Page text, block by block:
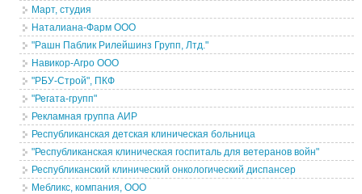
Март, студия
Наталиана-Фарм ООО
"Рашн Паблик Рилейшинз Групп, Лтд."
Навикор-Агро ООО
"РБУ-Строй", ПКФ
"Регата-групп"
Рекламная группа АИР
Республиканская детская клиническая больница
"Республиканская клиническая госпиталь для ветеранов войн"
Республиканский клинический онкологический диспансер
Мебликс, компания, ООО